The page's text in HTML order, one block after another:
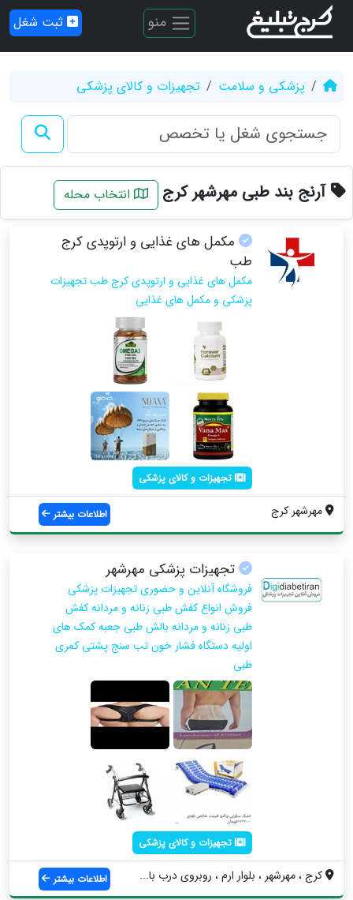
منو ثبت شغل
پزشکی و سلامت تجهیزات و کالای پزشکی
آرنج بند طبی مهرشهر کرج انتخاب محله
مکمل های غذایی و ارتوپدی کرج
طب
مکمل های غذایی و ارتوپدی کرج طب تجهیزات
پزشکی و مکمل های غذایی
تجهیزات و کالای پزشکی
مهرشهر کرج اطلاعات بیشتر
تجهیزات پزشکی مهرشهر
فروشگاه آنلاین و حضوری تجهیزات پزشکی
فروش انواع کفش طبی زنانه و مردانه کفش
طبی زنانه و مردانه بالش طبی جعبه کمک های
اولیه دستگاه فشار خون تب سنج پشتی کمری
طبی
تجهیزات و کالای پزشکی
کرج ، مهرشهر ، بلوار ارم ، روبروی درب با... اطلاعات بیشتر